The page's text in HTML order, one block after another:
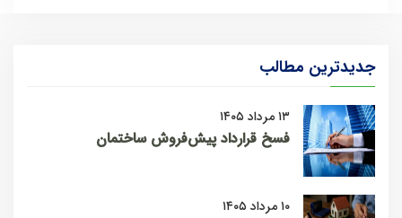
جدیدترین مطالب
۱۳ مرداد ۱۴۰۵
فسخ قرارداد پیش‌فروش ساختمان
۱۰ مرداد ۱۴۰۵